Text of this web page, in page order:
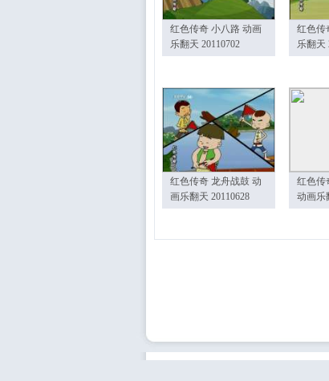
红色传奇 小八路 动画
乐翻天 20110702
红色传
乐翻天
红色传奇 龙舟战鼓 动
画乐翻天 20110628
红色传
动画乐